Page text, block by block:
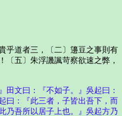
乎道者三，〔二〕籩豆之事則有
五〕朱浮譏諷苛察欲速之弊，
文曰：『不如子。』吳起曰：
曰：『此三者，子皆出吾下，而
乃吾所以居子上也。』吳起方乃